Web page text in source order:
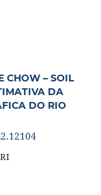
CHOW – SOIL
DA
DO RIO